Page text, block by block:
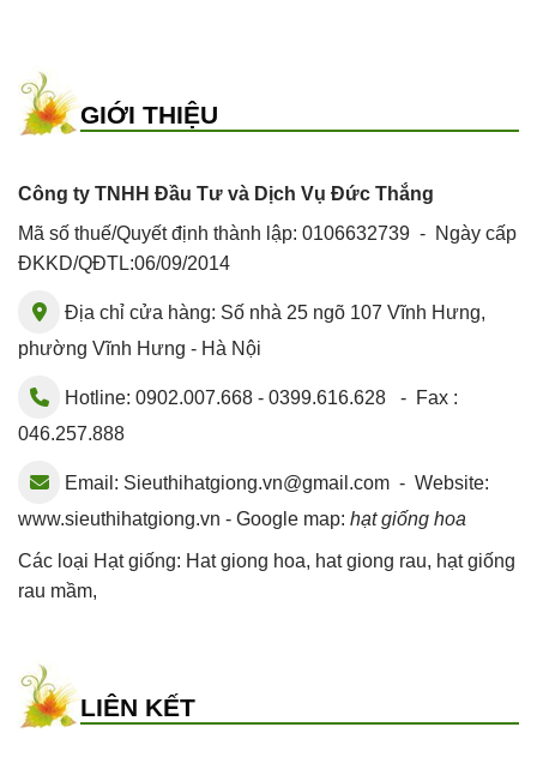
GIỚI THIỆU
Công ty TNHH Đầu Tư và Dịch Vụ Đức Thắng
Mã số thuế/Quyết định thành lập: 0106632739 - Ngày cấp
ĐKKD/QĐTL:06/09/2014
Địa chỉ cửa hàng: Số nhà 25 ngõ 107 Vĩnh Hưng,
phường Vĩnh Hưng - Hà Nội
Hotline: 0902.007.668 - 0399.616.628 - Fax :
046.257.888
Email: Sieuthihatgiong.vn@gmail.com - Website:
www.sieuthihatgiong.vn - Google map: hạt giống hoa
Các loại Hạt giống: Hat giong hoa, hat giong rau, hạt giống
rau mầm,
LIÊN KẾT